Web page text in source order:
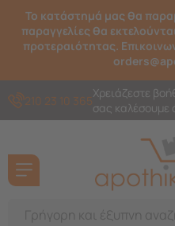
Το κατάστημά μας θα
παραγγελίες θα
προτεραιότητας.
210 23 10 365Χρειάζεστε
σας καλέσουμε